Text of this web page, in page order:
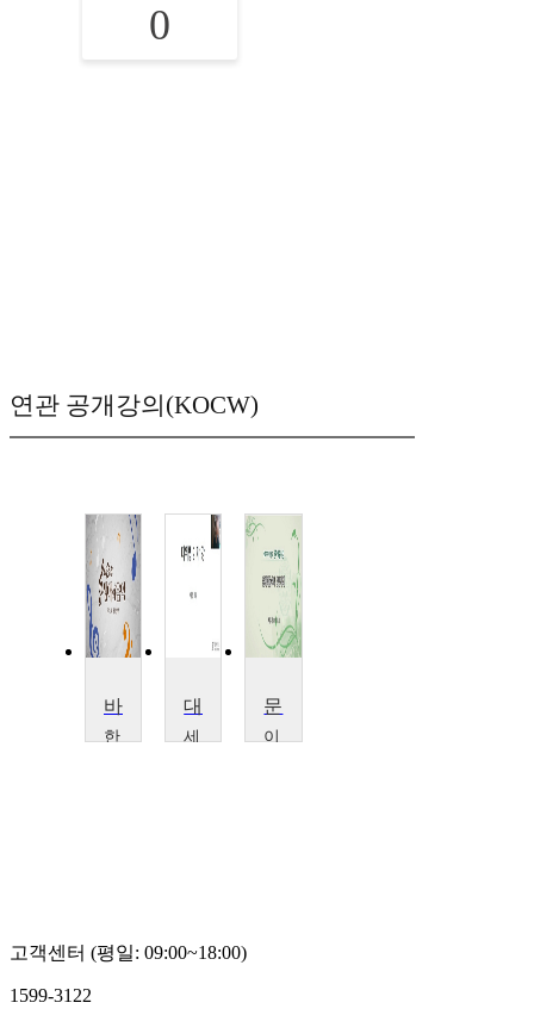
0
연관 공개강의(KOCW)
한
세
이
고객센터 (평일: 09:00~18:00)
1599-3122